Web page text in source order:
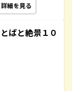
詳細を見る
ばと絶景１０